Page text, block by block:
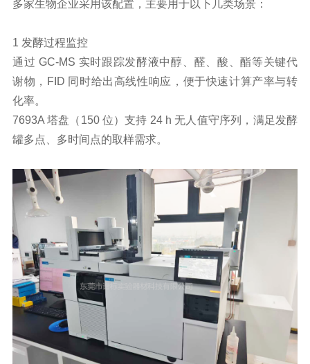
多家生物企业采用该配置，主要用于以下几类场景：
1 发酵过程监控
通过 GC-MS 实时跟踪发酵液中醇、醛、酸、酯等关键代
谢物，FID 同时给出高线性响应，便于快速计算产率与转
化率。
7693A 塔盘（150 位）支持 24 h 无人值守序列，满足发酵
罐多点、多时间点的取样需求。